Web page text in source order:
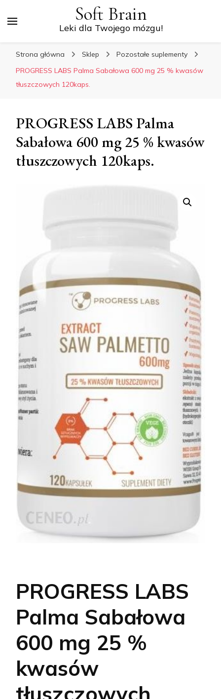
Soft Brain
Leki dla Twojego mózgu!
Strona główna Sklep
Pozostałe suplementy
PROGRESS LABS Palma Sabałowa 600 mg 25 % kwasów
tłuszczowych 120kaps.
PROGRESS LABS Palma
Sabałowa 600 mg 25 % kwasów
tłuszczowych 120kaps.
PROGRESS LABS
Palma Sabałowa
600 mg 25 %
kwasów
tłuszczowych